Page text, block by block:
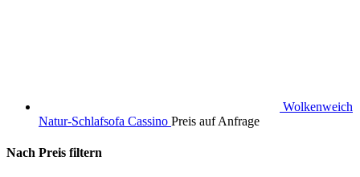
Wolkenweich
Natur-Schlafsofa Cassino Preis auf Anfrage
Nach Preis filtern